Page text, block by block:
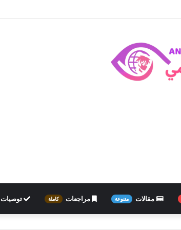
مقالات متنوعة مراجعات كاملة توصيات